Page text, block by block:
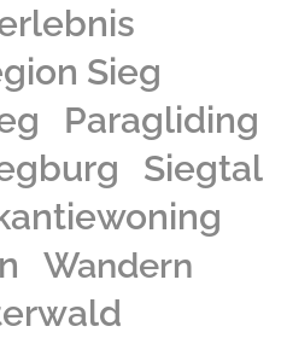
Sieg
Paragliding
Siegtal
Wandern